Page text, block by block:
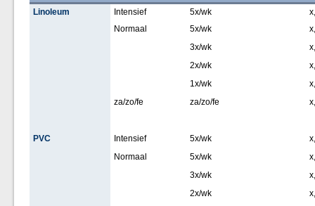
Linoleum
Intensief 5x/wk
Normaal
5x/wk
3x/wk
2x/wk
1x/wk
za/zo/fe
za/zo/fe
PVC Intensief 5x/wk
Normaal
5x/wk
3x/wk
2x/wk